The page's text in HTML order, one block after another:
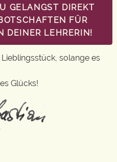
GELANGST DIREKT
FÜR
DEINER LEHRERIN!
solange es
Glücks!